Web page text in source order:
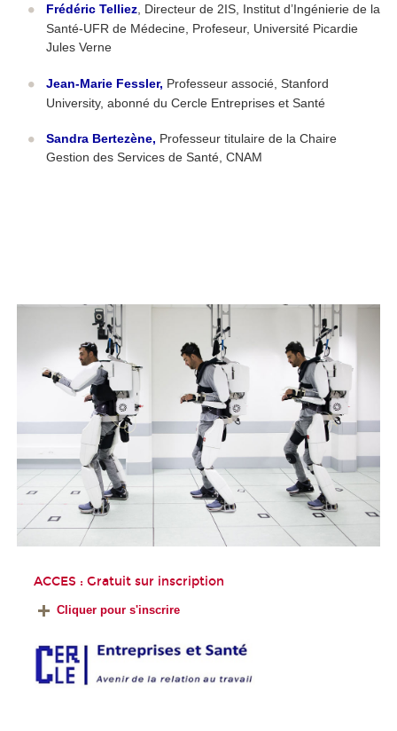
Frédéric Telliez, Directeur de 2IS, Institut d’Ingénierie de la
Santé-UFR de Médecine, Profeseur, Université Picardie
Jules Verne
Jean-Marie Fessler, Professeur associé, Stanford
University, abonné du Cercle Entreprises et Santé
Sandra Bertezène, Professeur titulaire de la Chaire
Gestion des Services de Santé, CNAM
ACCES : Gratuit sur inscription
Cliquer pour s'inscrire